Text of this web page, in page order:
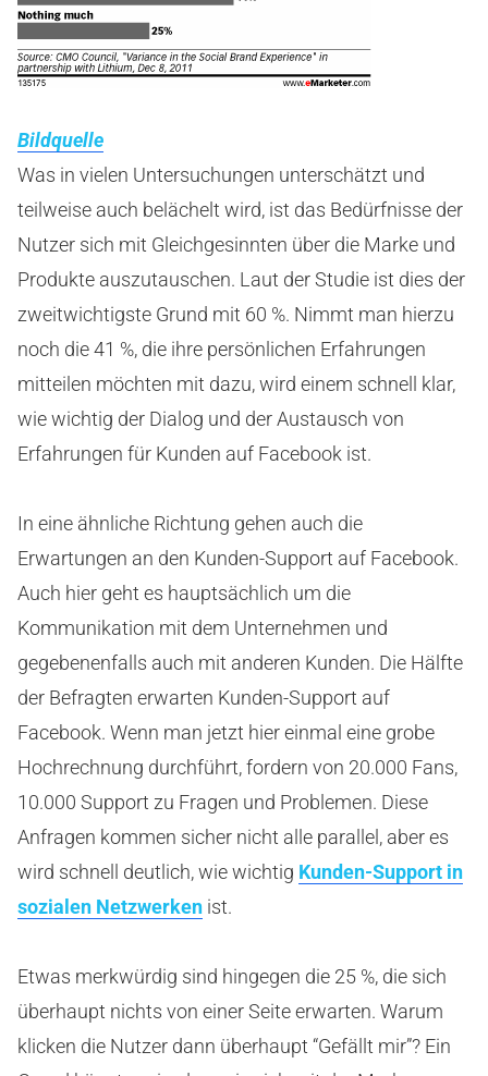
Bildquelle
Was in vielen Untersuchungen unterschätzt und
teilweise auch belächelt wird, ist das Bedürfnisse der
Nutzer sich mit Gleichgesinnten über die Marke und
Produkte auszutauschen. Laut der Studie ist dies der
zweitwichtigste Grund mit 60 %. Nimmt man hierzu
noch die 41 %, die ihre persönlichen Erfahrungen
mitteilen möchten mit dazu, wird einem schnell klar,
wie wichtig der Dialog und der Austausch von
Erfahrungen für Kunden auf Facebook ist.
In eine ähnliche Richtung gehen auch die
Erwartungen an den Kunden-Support auf Facebook.
Auch hier geht es hauptsächlich um die
Kommunikation mit dem Unternehmen und
gegebenenfalls auch mit anderen Kunden. Die Hälfte
der Befragten erwarten Kunden-Support auf
Facebook. Wenn man jetzt hier einmal eine grobe
Hochrechnung durchführt, fordern von 20.000 Fans,
10.000 Support zu Fragen und Problemen. Diese
Anfragen kommen sicher nicht alle parallel, aber es
wird schnell deutlich, wie wichtig Kunden-Support in
sozialen Netzwerken ist.
Etwas merkwürdig sind hingegen die 25 %, die sich
überhaupt nichts von einer Seite erwarten. Warum
klicken die Nutzer dann überhaupt “Gefällt mir”? Ein